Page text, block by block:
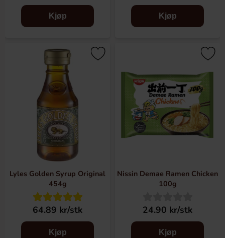
Kjøp Kjøp
Lyles Golden Syrup Original
454g
64.89 kr/stk
Kjøp
Nissin Demae Ramen Chicken
100g
24.90 kr/stk
Kjøp